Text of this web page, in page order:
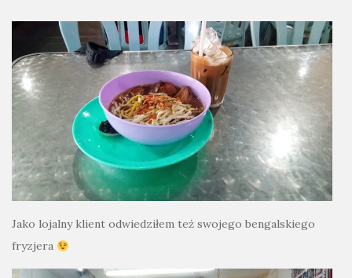
Jako lojalny klient odwiedziłem też swojego bengalskiego
fryzjera